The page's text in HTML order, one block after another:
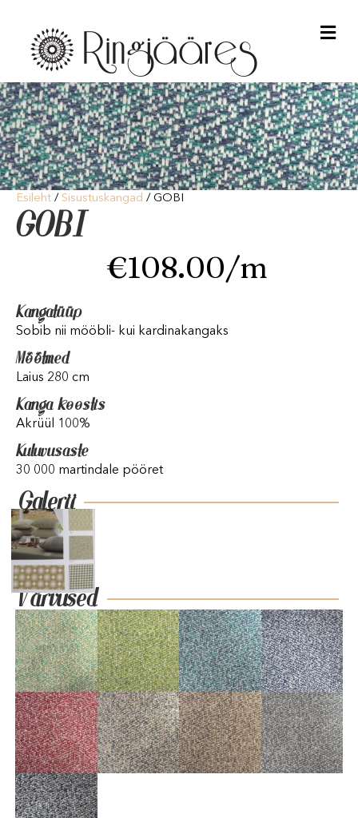
Esileht / Sisustuskangad / GOBI
GOBI
€108.00/m
Kangatüüp
Sobib nii mööbli- kui kardinakangaks
Mõõtmed
Laius 280 cm
Kanga koostis
Akrüül 100%
Kuluvusaste
30 000 martindale pööret
Galerii
Värvused